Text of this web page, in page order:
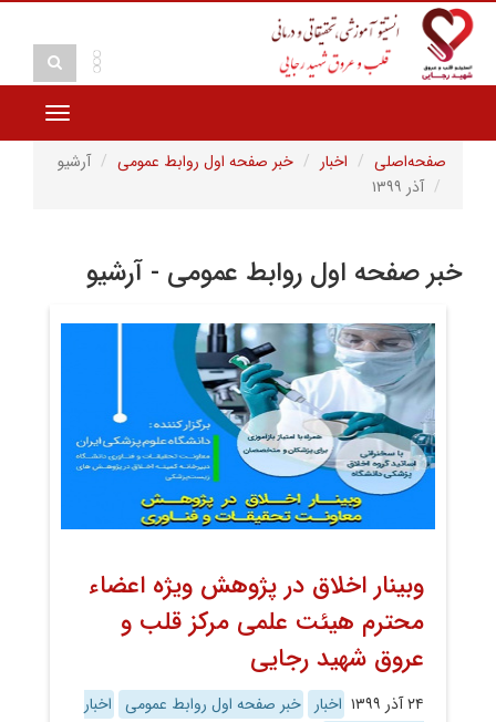
Toggle
صفحه‌اصلی
اخبار خبر صفحه اول روابط عمومی
آرشیو
آذر ۱۳۹۹
خبر صفحه اول روابط عمومی - آرشیو
وبینار اخلاق در پژوهش ویژه اعضاء
محترم هیئت علمی مرکز قلب و
عروق شهید رجایی
۲۴ آذر ۱۳۹۹ اخبار خبر صفحه اول روابط عمومی اخبار